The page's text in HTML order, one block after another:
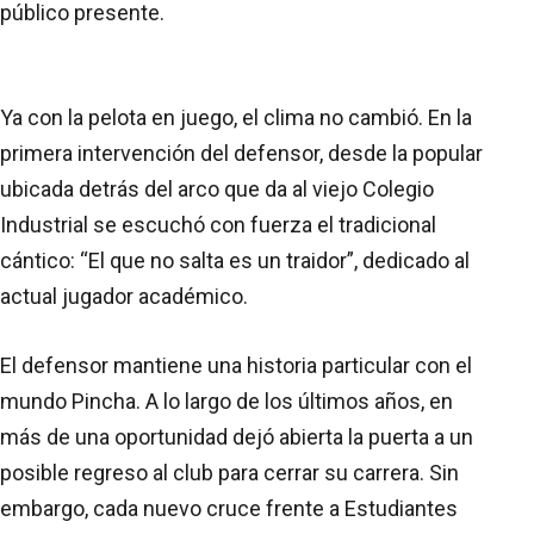
público presente.
Ya con la pelota en juego, el clima no cambió. En la
primera intervención del defensor, desde la popular
ubicada detrás del arco que da al viejo Colegio
Industrial se escuchó con fuerza el tradicional
cántico: “El que no salta es un traidor”, dedicado al
actual jugador académico.
El defensor mantiene una historia particular con el
mundo Pincha. A lo largo de los últimos años, en
más de una oportunidad dejó abierta la puerta a un
posible regreso al club para cerrar su carrera. Sin
embargo, cada nuevo cruce frente a Estudiantes